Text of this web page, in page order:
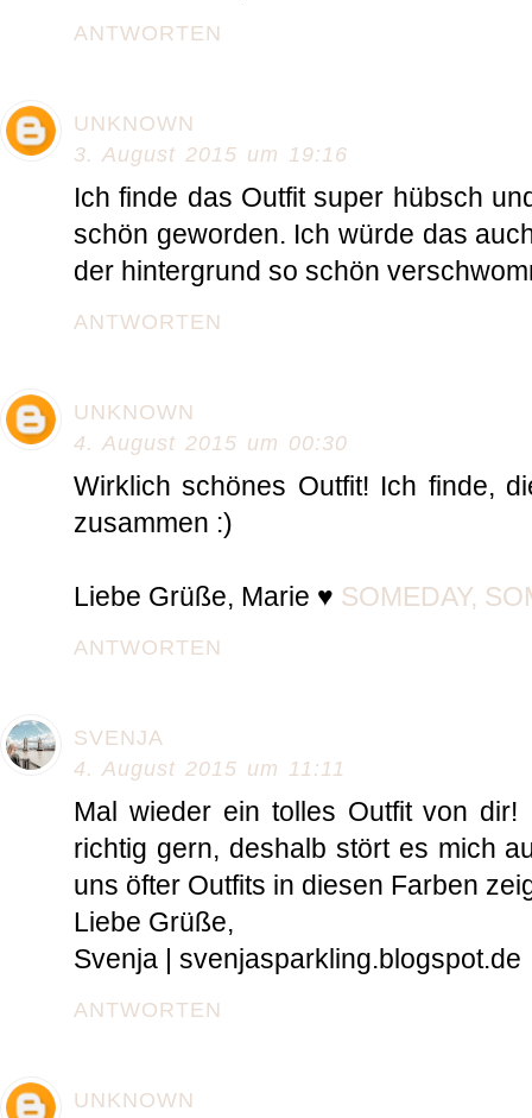
ANTWORTEN
UNKNOWN
3. August 2015 um 19:16
Ich finde das Outfit super hübsch
schön geworden. Ich würde das
der hintergrund so schön
ANTWORTEN
UNKNOWN
4. August 2015 um 00:30
Wirklich schönes Outfit! Ich finde,
zusammen :)
Liebe Grüße, Marie ♥ SOMEDAY,
ANTWORTEN
SVENJA
4. August 2015 um 11:11
Mal wieder ein tolles Outfit von
richtig gern, deshalb stört es mich
uns öfter Outfits in diesen Farben
Liebe Grüße,
Svenja | svenjasparkling.blogspot.de
ANTWORTEN
UNKNOWN